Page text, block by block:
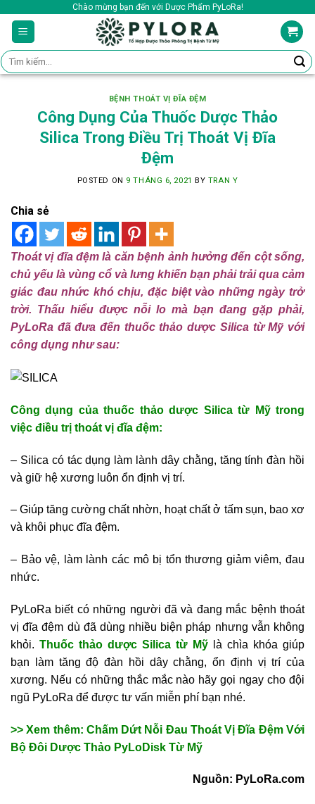
content
Chào mừng bạn đến với Dược Phẩm PyLoRa!
Tìm
kiếm:
BỆNH THOÁT VỊ ĐĨA ĐỆM
Công Dụng Của Thuốc Dược Thảo
Silica Trong Điều Trị Thoát Vị Đĩa
Đệm
POSTED ON 9 THÁNG 6, 2021 BY TRAN Y
Chia sẻ
Thoát vị đĩa đệm là căn bệnh ảnh hưởng đến cột sống,
chủ yếu là vùng cổ và lưng khiến bạn phải trải qua cảm
giác đau nhức khó chịu, đặc biệt vào những ngày trở
trời. Thấu hiểu được nỗi lo mà bạn đang gặp phải,
PyLoRa đã đưa đến thuốc thảo dược Silica từ Mỹ với
công dụng như sau:
Công dụng của thuốc thảo dược Silica từ Mỹ trong
việc điều trị thoát vị đĩa đệm:
– Silica có tác dụng làm lành dây chằng, tăng tính đàn hồi
và giữ hệ xương luôn ổn định vị trí.
– Giúp tăng cường chất nhờn, hoạt chất ở tấm sụn, bao xơ
và khôi phục đĩa đệm.
– Bảo vệ, làm lành các mô bị tổn thương giảm viêm, đau
nhức.
PyLoRa biết có những người đã và đang mắc bệnh thoát
vị đĩa đệm dù đã dùng nhiều biện pháp nhưng vẫn không
khỏi. Thuốc thảo dược Silica từ Mỹ
là chìa khóa giúp
bạn làm tăng độ đàn hồi dây chằng, ổn định vị trí của
xương. Nếu có những thắc mắc nào hãy gọi ngay cho đội
ngũ PyLoRa để được tư vấn miễn phí bạn nhé.
>> Xem thêm: Chấm Dứt Nỗi Đau Thoát Vị Đĩa Đệm Với
Bộ Đôi Dược Thảo PyLoDisk Từ Mỹ
Nguồn: PyLoRa.com